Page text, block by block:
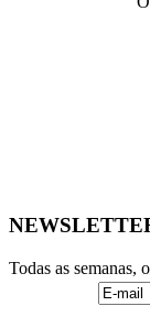
Todas as semanas,